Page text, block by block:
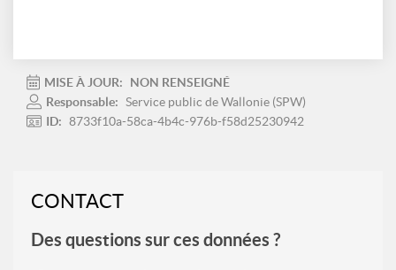
MISE À JOUR:
NON RENSEIGNÉ
Responsable: Service public de Wallonie (SPW)
ID: 8733f10a-58ca-4b4c-976b-f58d25230942
CONTACT
Des questions sur ces données ?